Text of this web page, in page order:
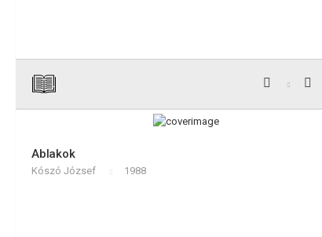
Ablakok
Kószó József 1988